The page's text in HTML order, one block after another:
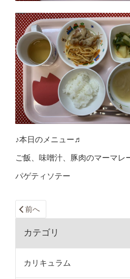
♪本日のメニュー♬
ご飯、味噌汁、豚肉のマーマレ
パゲティソテー
前へ
カテゴリ
カリキュラム